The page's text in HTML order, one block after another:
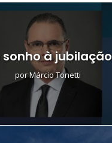
sonho à jubilação
porMárcio Tonetti